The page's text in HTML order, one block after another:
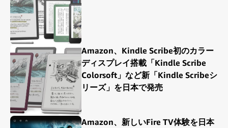
Amazon、Kindle Scribe初のカラー
ディスプレイ搭載「Kindle Scribe
Colorsoft」など新「Kindle Scribeシ
リーズ」を日本で発売
Amazon、新しいFire TV体験を日本